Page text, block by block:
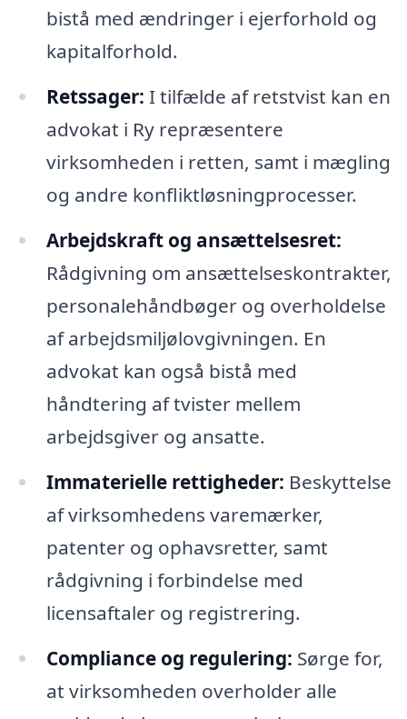
bistå med ændringer i ejerforhold og
kapitalforhold.
Retssager: I tilfælde af retstvist kan en
advokat i Ry repræsentere
virksomheden i retten, samt i mægling
og andre konfliktløsningprocesser.
Arbejdskraft og ansættelsesret:
Rådgivning om ansættelseskontrakter,
personalehåndbøger og overholdelse
af arbejdsmiljølovgivningen. En
advokat kan også bistå med
håndtering af tvister mellem
arbejdsgiver og ansatte.
Immaterielle rettigheder: Beskyttelse
af virksomhedens varemærker,
patenter og ophavsretter, samt
rådgivning i forbindelse med
licensaftaler og registrering.
Compliance og regulering: Sørge for,
at virksomheden overholder alle